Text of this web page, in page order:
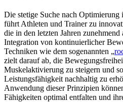
Die stetige Suche nach
führt Athleten und Trainer zu
die in den letzten Jahren
Integration von kontinuierlicher
Techniken wie dem sogenannten „
zielt darauf ab, die
Muskelaktivierung zu steigern und
Leistungsfähigkeit nachhaltig zu
Anwendung dieser Prinzipien
Fähigkeiten optimal entfalten und